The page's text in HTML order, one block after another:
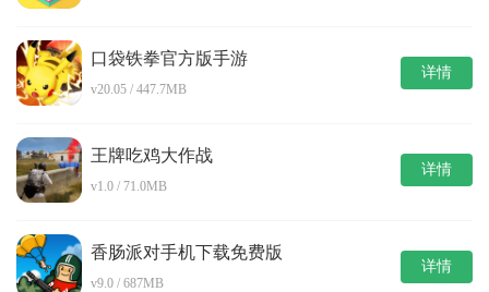
口袋铁拳官方版手游
v20.05 / 447.7MB
详情
王牌吃鸡大作战
v1.0 / 71.0MB
详情
香肠派对手机下载免费版
v9.0 / 687MB
详情